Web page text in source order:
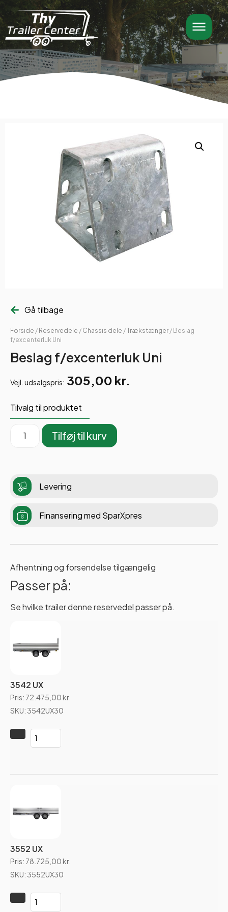
Gå tilbage
Forside / Reservedele / Chassis dele /Trækstænger / Beslag
f/excenterluk Uni
Beslag f/excenterluk Uni
Vejl. udsalgspris: 305,00 kr.
Tilvalg til produktet
Tilføj til kurv
Levering
Finansering med SparXpres
Afhentning og forsendelse tilgængelig
Passer på:
Se hvilke trailer denne reservedel passer på.
3542 UX
Pris: 72.475,00 kr.
SKU: 3542UX30
3552 UX
Pris: 78.725,00 kr.
SKU: 3552UX30